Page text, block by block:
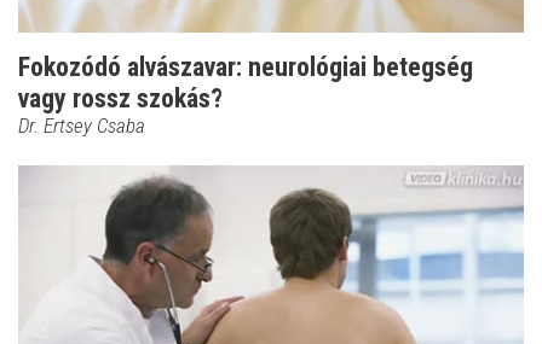
Fokozódó alvászavar: neurológiai betegség
vagy rossz szokás?
Dr. Ertsey Csaba